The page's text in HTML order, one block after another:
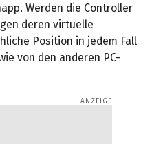
Werden die Controller
deren virtuelle
Position in jedem Fall
von den anderen PC-